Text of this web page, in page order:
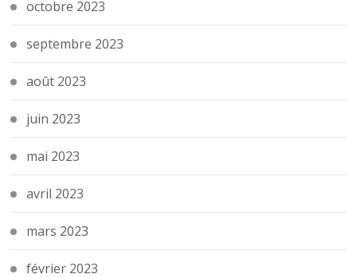
octobre 2023
septembre 2023
août 2023
juin 2023
mai 2023
avril 2023
mars 2023
février 2023